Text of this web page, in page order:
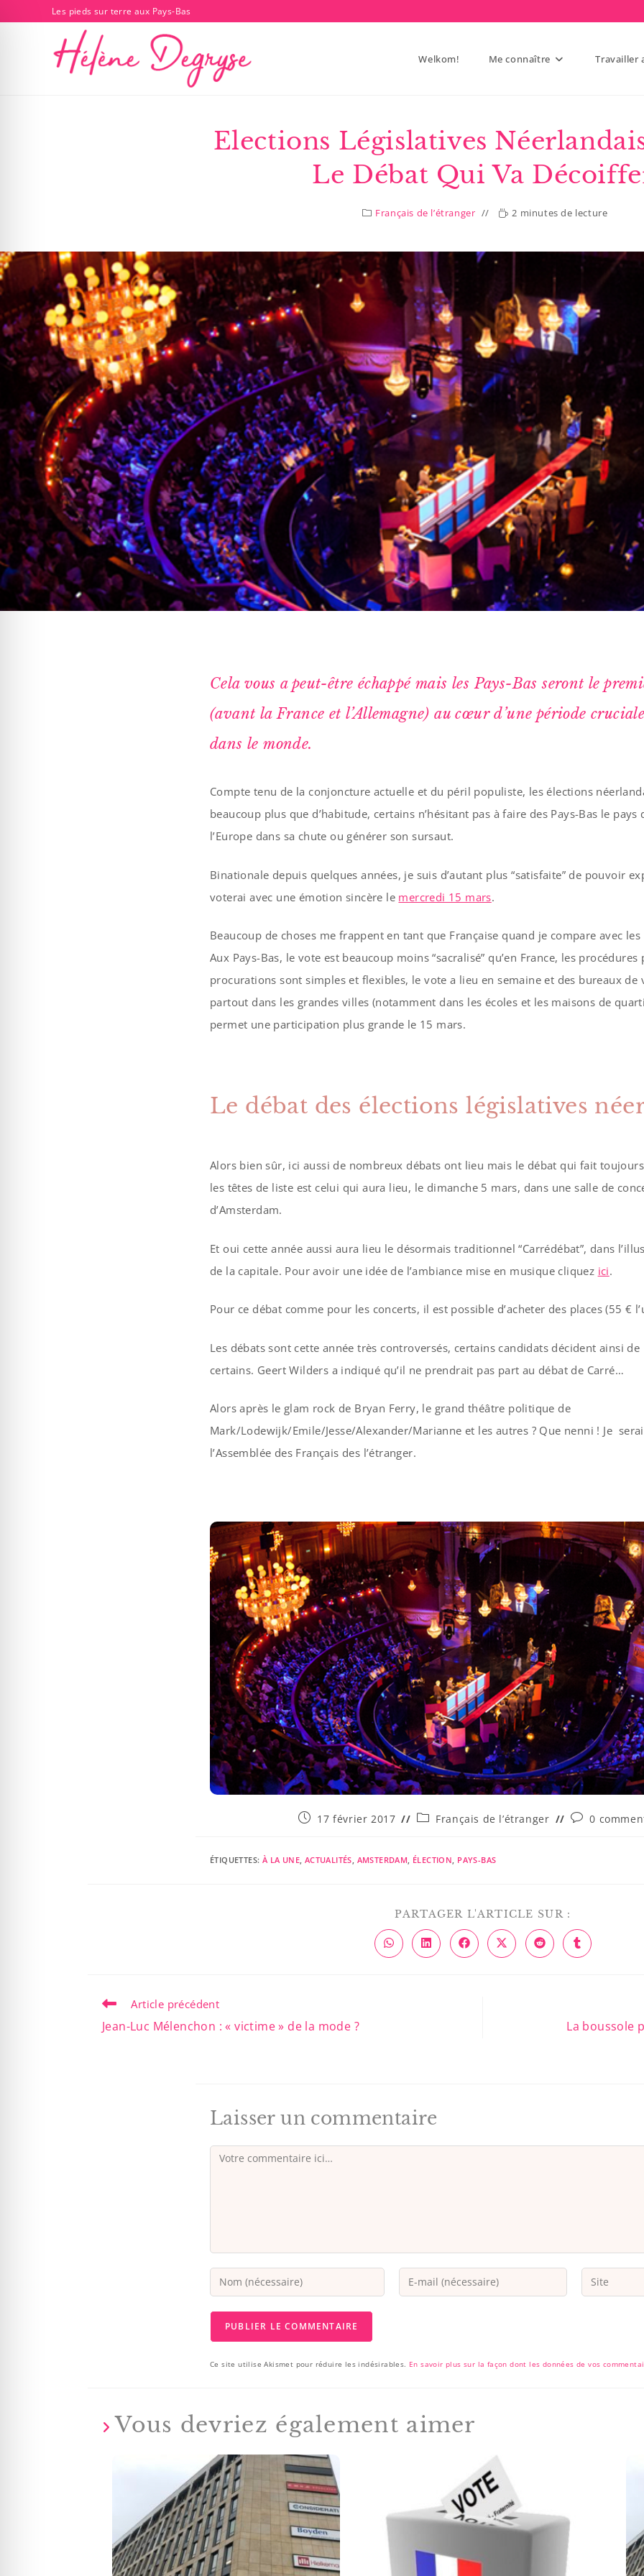
Les pieds sur terre aux Pays-Bas
Welkom! Me connaître Travailler
Elections Législatives
Le Débat Qui Va
Français de l’étranger 2 minutes de lecture
Cela vous a peut-être échappé mais les Pays-Bas seront le
(avant la France et l’Allemagne) au cœur d’une période
dans le monde.
Compte tenu de la conjoncture actuelle et du péril populiste, les élections
beaucoup plus que d’habitude, certains n’hésitant pas à faire des Pays-Bas le
l’Europe dans sa chute ou générer son sursaut.
Binationale depuis quelques années, je suis d’autant plus “satisfaite” de pouvoir
voterai avec une émotion sincère le mercredi 15 mars.
Beaucoup de choses me frappent en tant que Française quand je compare avec
Aux Pays-Bas, le vote est beaucoup moins “sacralisé” qu’en France, les
procurations sont simples et flexibles, le vote a lieu en semaine et des bureaux de
partout dans les grandes villes (notamment dans les écoles et les maisons de
permet une participation plus grande le 15 mars.
Le débat des élections législatives
Alors bien sûr, ici aussi de nombreux débats ont lieu mais le débat qui fait
les têtes de liste est celui qui aura lieu, le dimanche 5 mars, dans une salle de
d’Amsterdam.
Et oui cette année aussi aura lieu le désormais traditionnel “Carrédébat”, dans
de la capitale. Pour avoir une idée de l’ambiance mise en musique cliquez ici.
Pour ce débat comme pour les concerts, il est possible d’acheter des places (55 €
Les débats sont cette année très controversés, certains candidats décident ainsi
certains. Geert Wilders a indiqué qu’il ne prendrait pas part au débat de Carré…
Alors après le glam rock de Bryan Ferry, le grand théâtre politique de
Mark/Lodewijk/Emile/Jesse/Alexander/Marianne et les autres ? Que nenni ! Je
l’Assemblée des Français des l’étranger.
17 février 2017 Français de l’étranger 0
ÉTIQUETTES: À LA UNE ACTUALITÉS AMSTERDAM ÉLECTION PAYS-BAS
PARTAGER L'ARTICLE SUR :
Article précédent
Jean-Luc Mélenchon : « victime » de la mode ? La boussole
Laisser un commentaire
Ce site utilise Akismet pour réduire les indésirables. En savoir plus sur la façon dont les données de vos
Vous devriez également aimer